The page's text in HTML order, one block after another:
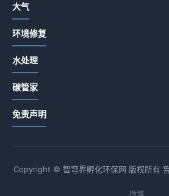
大气
环境修复
水处理
碳管家
免责声明
Copyright © 智穹界孵化环保网 版权所有